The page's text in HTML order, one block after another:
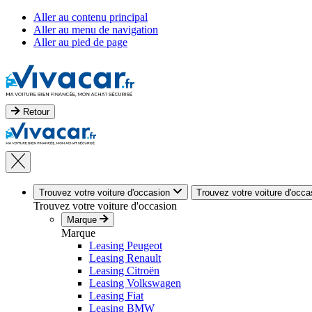
Aller au contenu principal
Aller au menu de navigation
Aller au pied de page
Retour
Trouvez votre voiture d'occasion Trouvez votre voiture
Trouvez votre voiture d'occasion
Marque
Marque
Leasing Peugeot
Leasing Renault
Leasing Citroën
Leasing Volkswagen
Leasing Fiat
Leasing BMW